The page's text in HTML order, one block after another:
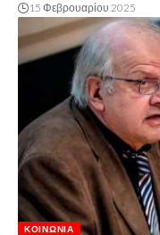
15 Φεβρουαρίου 2025
ΚΟΙΝΩΝΊΑ